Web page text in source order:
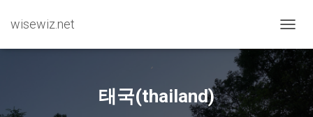
wisewiz.net
태국(thailand)